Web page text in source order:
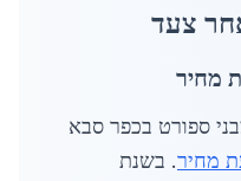
צעד
ספורט בכפר סבא
מחיר. בשנת